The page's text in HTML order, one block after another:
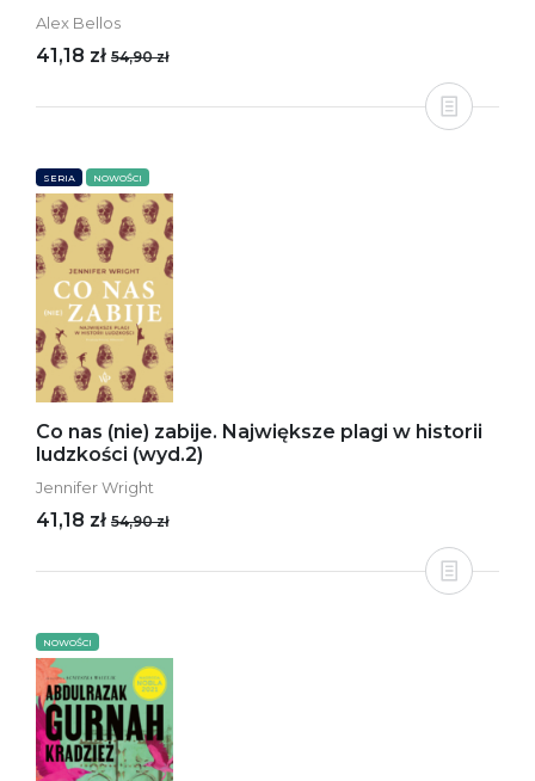
Alex Bellos
41,18 zł 54,90 zł
SERIA NOWOŚCI
Co nas (nie) zabije. Największe plagi w historii
ludzkości (wyd.2)
Jennifer Wright
41,18 zł 54,90 zł
NOWOŚCI